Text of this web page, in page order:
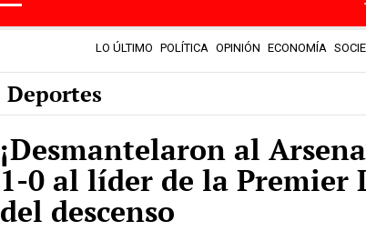
LO ÚLTIMO POLÍTICA OPINIÓN ECONOMÍA
Deportes
¡Desmantelaron al
1-0 al líder de la Premier
del descenso